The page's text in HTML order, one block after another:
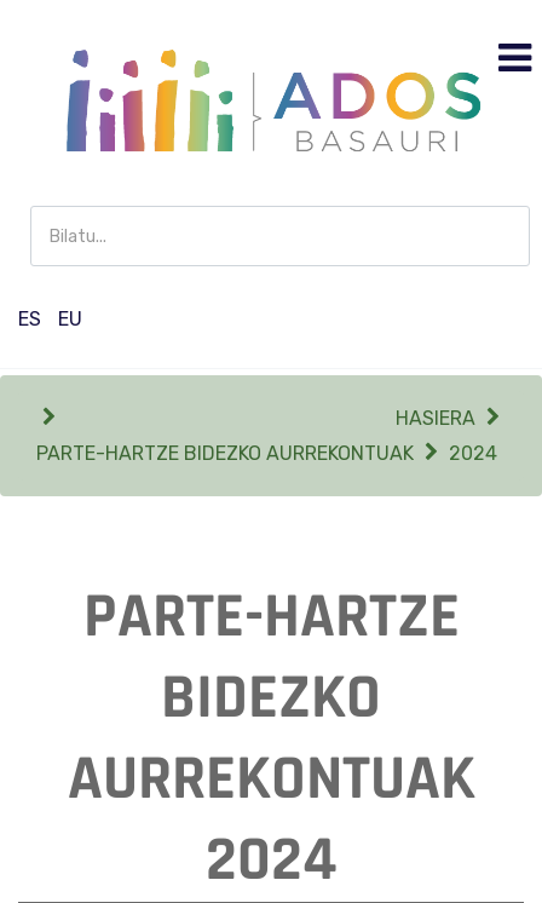
ES
EU
HASIERA
PARTE-HARTZE BIDEZKO AURREKONTUAK
2024
PARTE-HARTZE
BIDEZKO
AURREKONTUAK
2024